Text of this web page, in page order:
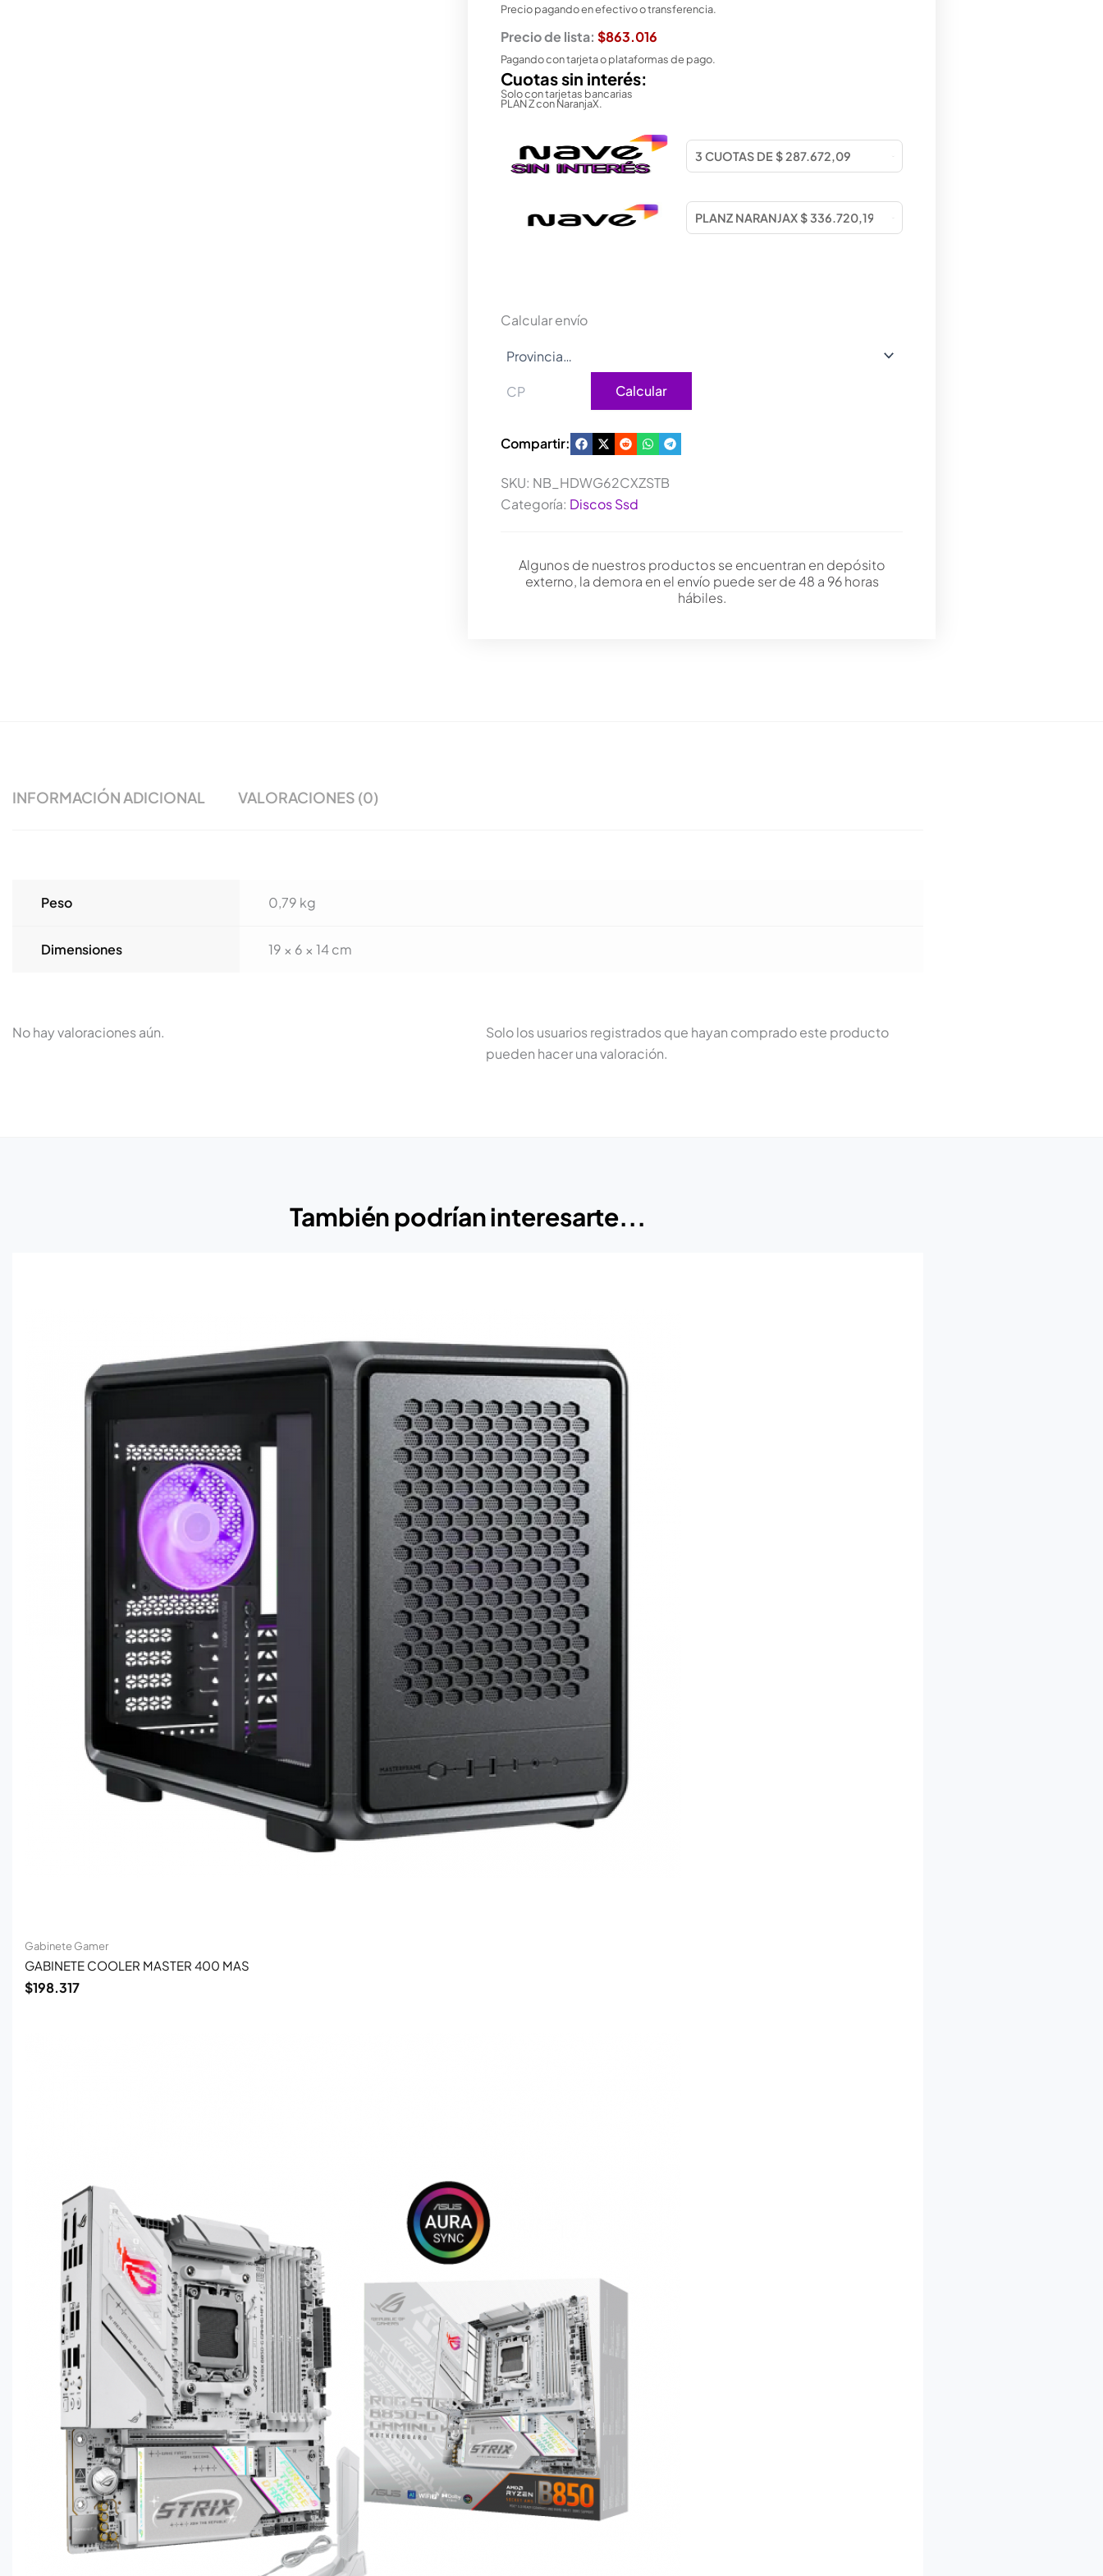
Precio pagando en efectivo o transferencia.
Precio de lista: $863.016
Pagando con tarjeta o plataformas de pago.
Cuotas sin interés:
Solo con tarjetas bancarias
PLAN Z con NaranjaX.
Calcular envío
Calcular
Compartir:
SKU: NB_HDWG62CXZSTB
Categoría: Discos Ssd
Algunos de nuestros productos se encuentran en depósito
externo, la demora en el envío puede ser de 48 a 96 horas
hábiles.
INFORMACIÓN ADICIONAL VALORACIONES (0)
Peso 0,79 kg
Dimensiones 19 × 6 × 14 cm
No hay valoraciones aún.
Solo los usuarios registrados que hayan comprado este producto
pueden hacer una valoración.
También podrían interesarte...
Gabinete Gamer
GABINETE COOLER MASTER 400 MAS
$198.317